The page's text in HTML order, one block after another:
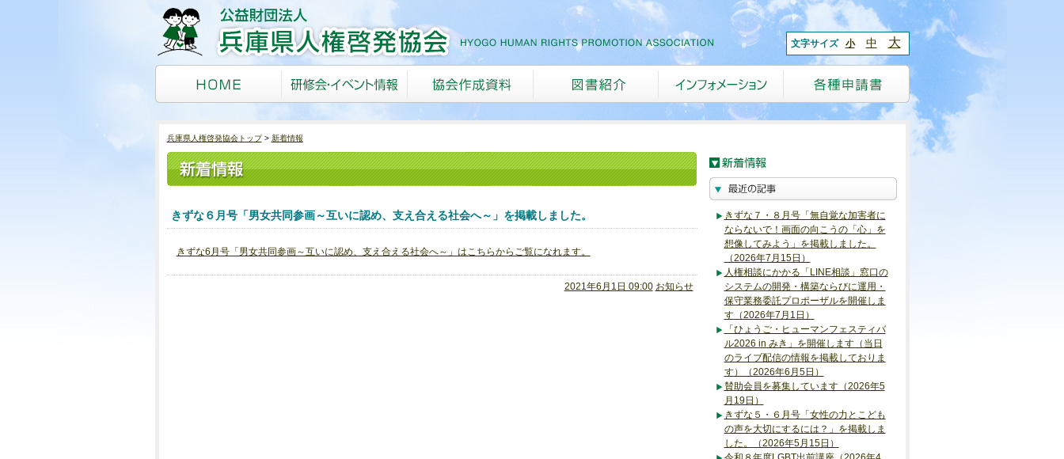
文字サイズ 小 中 大
兵庫県人権啓発協会トップ 新着情報
きずな６月号「男女共同参画～互いに認め、支え合える社会へ～」を掲載しました。
きずな6月号「男女共同参画～互いに認め、支え合える社会へ～」はこちらからご覧になれます。
2021年6月1日 09:00 お知らせ
きずな７・８月号「無自覚な加害者に
ならないで！画面の向こうの「心」を
想像してみよう」を掲載しました。
（2026年7月15日）
人権相談にかかる「LINE相談」窓口の
システムの開発・構築ならびに運用・
保守業務委託プロポーザルを開催しま
す（2026年7月1日）
「ひょうご・ヒューマンフェスティバ
ル2026 in みき」を開催します（当日
のライブ配信の情報を掲載しておりま
す）（2026年6月5日）
賛助会員を募集しています（2026年5
月19日）
きずな５・６月号「女性の力とこども
の声を大切にするには？」を掲載しま
した。（2026年5月15日）